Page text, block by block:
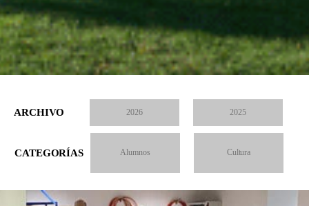
ARCHIVO 2026 2025
CATEGORÍAS Alumnos Cultura